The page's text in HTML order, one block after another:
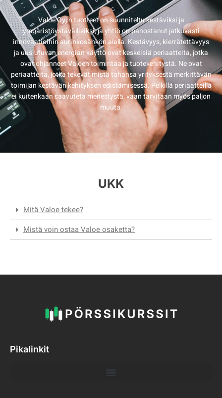
Valoe Oyj:n tuotteet on suunniteltu kestäviksi ja
ympäristöystävällisiksi, ja yhtiö on panostanut jatkuvasti
innovaatioihin aurinkosähkön alalla. Kestävyys, kierrätettävyys
ja uusiutuvan energian käyttö ovat keskeisiä periaatteita, jotka
ovat ohjanneet Valoen toimintaa ja tuotekehitystä. Ne ovat
periaatteita, jotka tekevät mistä tahansa yrityksestä merkittävän
toimijan kestävän kehityksen edistämisessä. Pelkillä periaatteilla
ei kuitenkaan saavuteta menestystä, vaan tarvitaan myös paljon
muuta.
UKK
Mitä Valoe tekee?
Mistä voin ostaa Valoe osaketta?
Pikalinkit